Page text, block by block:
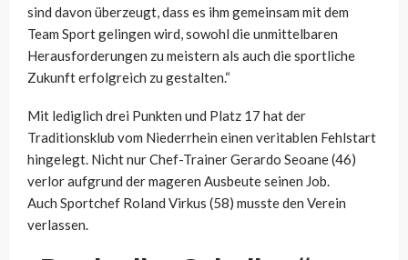
sind davon überzeugt, dass es ihm gemeinsam mit dem
Team Sport gelingen wird, sowohl die unmittelbaren
Herausforderungen zu meistern als auch die sportliche
Zukunft erfolgreich zu gestalten.“
Mit lediglich drei Punkten und Platz 17 hat der
Traditionsklub vom Niederrhein einen veritablen Fehlstart
hingelegt. Nicht nur Chef-Trainer Gerardo Seoane (46)
verlor aufgrund der mageren Ausbeute seinen Job.
Auch Sportchef Roland Virkus (58) musste den Verein
verlassen.